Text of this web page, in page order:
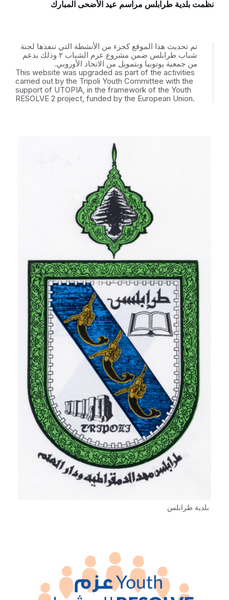
نظّمت بلدية طرابلس مراسم عيد الأضحى المبارك
تم تحديث هذا الموقع كجزء من الأنشطة التي تنفذها لجنة
شباب طرابلس ضمن مشروع عزم الشباب ٢ وذلك بدعم
من جمعية يوتوبيا وبتمويل من الاتحاد الأوروبي.
This website was upgraded as part of the activities
carried out by the Tripoli Youth Committee with the
support of UTOPIA, in the framework of the Youth
RESOLVE 2 project, funded by the European Union.
بلدية طرابلس